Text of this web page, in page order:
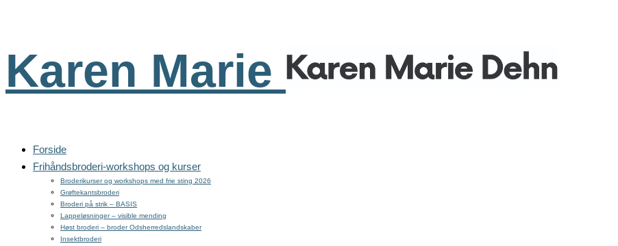
Karen Marie
Forside
Frihåndsbroderi-workshops og kurser
Broderikurser og workshops med frie sting 2026
Grøftekantsbroderi
Broderi på strik – BASIS
Lappeløsninger – visible mending
Høst broderi – broder Odsherredslandskaber
Insektbroderi